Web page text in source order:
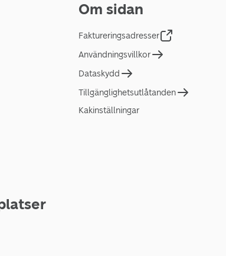
Om sidan
Faktureringsadresser
Användningsvillkor
Dataskydd
Tillgänglighetsutlåtanden
Kakinställningar